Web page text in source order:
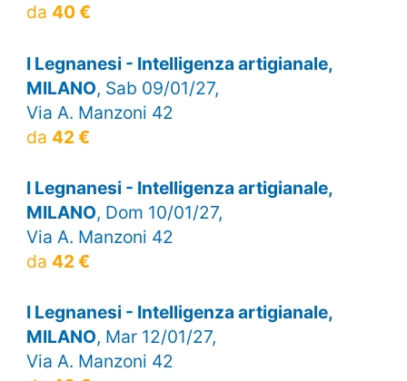
da 40 €
I Legnanesi - Intelligenza artigianale,
MILANO, Sab 09/01/27,
Via A. Manzoni 42
da 42 €
I Legnanesi - Intelligenza artigianale,
MILANO, Dom 10/01/27,
Via A. Manzoni 42
da 42 €
I Legnanesi - Intelligenza artigianale,
MILANO, Mar 12/01/27,
Via A. Manzoni 42